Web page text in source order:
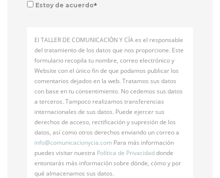
Estoy de acuerdo*
El TALLER DE COMUNICACIÓN Y CÍA es el responsable
del tratamiento de los datos que nos proporcione. Este
formulario recopila tu nombre, correo electrónico y
Website con el único fin de que podamos publicar los
comentarios dejados en la web. Tratamos sus datos
con base en tu consentimiento. No cedemos sus datos
a terceros. Tampoco realizamos transferencias
internacionales de sus datos. Puede ejercer sus
derechos de acceso, rectificación y supresión de los
datos, así como otros derechos enviando un correo a
info@comunicacionycia.com Para más información
puedes visitar nuestra Política de Privacidaddonde
entontarás más información sobre dónde, cómo y por
qué almacenamos sus datos.